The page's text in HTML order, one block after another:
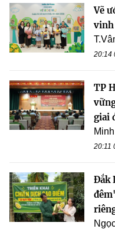
Vẽ
vinh
20:14
TP
giai
20:11
Đắk